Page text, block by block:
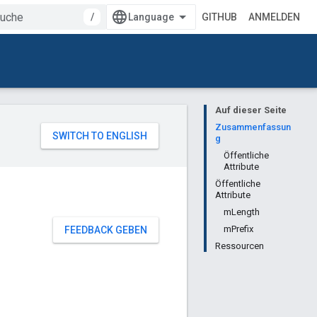
/ GITHUB ANMELDEN
Auf dieser Seite
Zusammenfassun
g
Öffentliche
Attribute
Öffentliche
Attribute
mLength
mPrefix
Ressourcen
FEEDBACK GEBEN